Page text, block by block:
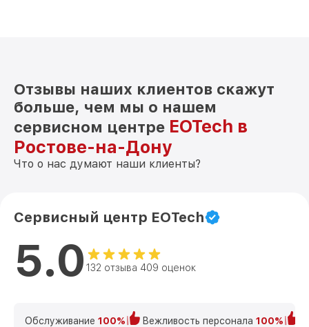
Отзывы наших клиентов скажут
больше, чем мы о нашем
сервисном центре EOTech в
Ростове-на-Дону
Что о нас думают наши клиенты?
Сервисный центр EOTech
5.0 132 отзыва 409 оценок
Обслуживание 100% Вежливость персонала 100%